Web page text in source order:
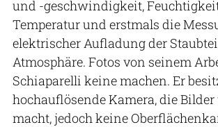
und -geschwindigkeit,
Temperatur und erstmals die
elektrischer Aufladung der
Atmosphäre. Fotos von seinem
Schiaparelli keine machen. Er
hochauflösende Kamera, die
macht, jedoch keine